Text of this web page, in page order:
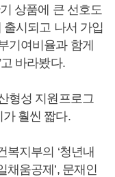
상품에 큰 선호도
출시되고 나서 가입
기여비율과 함게
바라봤다.
형성 지원프로그
훨씬 짧다.
복지부의 ‘청년내
채움공제’, 문재인